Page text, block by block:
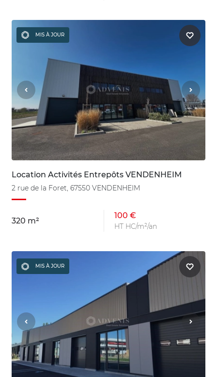
MIS À JOUR
Location Activités Entrepôts VENDENHEIM
2 rue de la Foret, 67550 VENDENHEIM
320 m²
100 €
HT HC/m²/an
MIS À JOUR